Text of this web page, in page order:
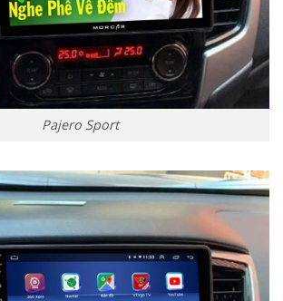
Pajero Sport